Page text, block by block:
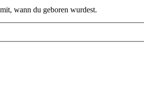
wann du geboren wurdest.